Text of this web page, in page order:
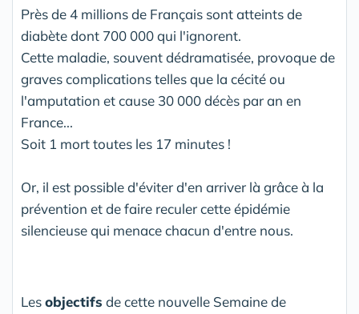
Près de 4 millions de Français sont atteints de
diabète dont 700 000 qui l'ignorent.
Cette maladie, souvent dédramatisée, provoque de
graves complications telles que la cécité ou
l'amputation et cause 30 000 décès par an en
France...
Soit 1 mort toutes les 17 minutes !
Or, il est possible d'éviter d'en arriver là grâce à la
prévention et de faire reculer cette épidémie
silencieuse qui menace chacun d'entre nous.
Lesobjectifs de cette nouvelle Semaine de